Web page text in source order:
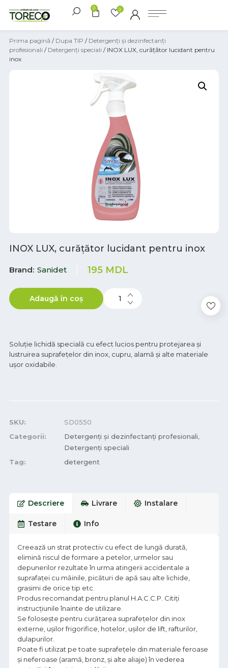
0 0
Prima pagină / Dupa TIP / Detergenți și dezinfectanți
profesionali / Detergenți speciali / INOX LUX, curățător lucidant pentru
inox
INOX LUX, curățător lucidant pentru inox
Brand Sanidet 195 MDL
Adaugă în coș
Soluţie lichidă specială cu efect lucios pentru protejarea și
lustruirea suprafeţelor din inox, cupru, alamă şi alte materiale
uşor oxidabile.
SKU:
SD0550
Categorii:
Detergenți și dezinfectanți profesionali,
Detergenți speciali
Tag:
detergent
Descriere Livrare Instalare
Testare Info
Creează un strat protectiv cu efect de lungă durată,
elimină riscul de formare a petelor, urmelor sau
depunerilor rezultate în urma atingerii accidentale a
suprafaţei cu mȃinile, picături de apă sau alte lichide,
grasimi de orice tip etc.
Produs recomandat pentru planul H.A.C.C.P. Citiți
instrucțiunile înainte de utilizare.
Se folosește pentru curățarea suprafețelor din inox
externe, ușilor frigorifice, hotelor, ușilor de lift, rafturilor,
dulapurilor.
Poate fi utilizat pe toate suprafețele din materiale feroase
și neferoase (aramă, bronz, şi alte aliaje) în vederea